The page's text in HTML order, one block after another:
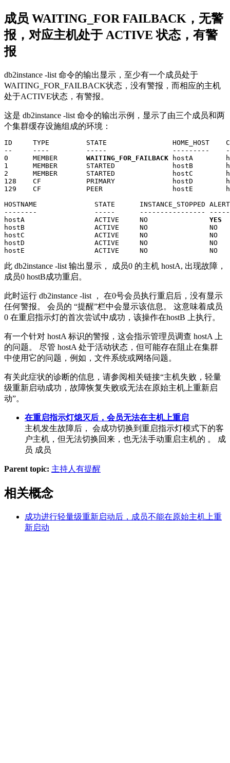
成员 WAITING_FOR FAILBACK，无警
报，对应主机处于 ACTIVE 状态，有警
报
db2instance -list 命令的输出显示，至少有一个成员处于
WAITING_FOR_FAILBACK状态，没有警报，而相应的主机
处于ACTIVE状态，有警报。
这是 db2instance -list 命令的输出示例，显示了由三个成员和两
个集群缓存设施组成的环境：
ID     TYPE         STATE                HOME_HOST
--     ----         -----                ---------
0      MEMBER WAITING_FOR_FAILBACK hostA
1      MEMBER       STARTED              hostB
2      MEMBER       STARTED              hostC
128    CF           PRIMARY              hostD
129    CF           PEER                 hostE
HOSTNAME              STATE      INSTANCE_STOPPED ALERT
--------              -----      ---------------- -----
hostA                 ACTIVE     NO YES
hostB                 ACTIVE     NO               NO
hostC                 ACTIVE     NO               NO
hostD                 ACTIVE     NO               NO
hostE                 ACTIVE     NO               NO
此 db2instance -list 输出显示， 成员0 的主机 hostA, 出现故障，
成员0 hostB成功重启。
此时运行 db2instance -list ， 在0号会员执行重启后，没有显示
任何警报。 会员的 “提醒”栏中会显示该信息。 这意味着成员
0 在重启指示灯的首次尝试中成功，该操作在hostB 上执行。
有一个针对 hostA 标识的警报，这会指示管理员调查 hostA 上
的问题。 尽管 hostA 处于活动状态，但可能存在阻止在集群
中使用它的问题，例如，文件系统或网络问题。
有关此症状的诊断的信息，请参阅相关链接“主机失败，轻量
级重新启动成功，故障恢复失败或无法在原始主机上重新启
动”。
在重启指示灯熄灭后，会员无法在主机上重启
主机发生故障后， 会成功切换到重启指示灯模式下的客
户主机，但无法切换回来，也无法手动重启主机的 。
成
员 成员
Parent topic: 主持人有提醒
相关概念
成功进行轻量级重新启动后，成员不能在原始主机上重
新启动